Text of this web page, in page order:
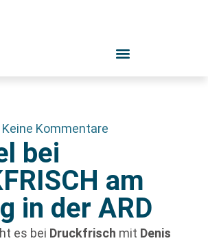
Keine Kommentare
bei
am
in der ARD
es bei Druckfrisch mit Denis